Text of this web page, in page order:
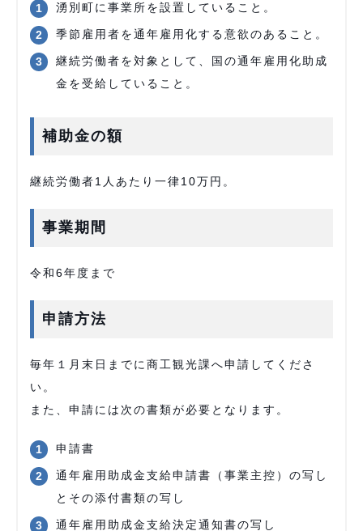
湧別町に事業所を設置していること。
季節雇用者を通年雇用化する意欲のあること。
継続労働者を対象として、国の通年雇用化助成
金を受給していること。
補助金の額
継続労働者1人あたり一律10万円。
事業期間
令和6年度まで
申請方法
毎年１月末日までに商工観光課へ申請してくださ
い。
また、申請には次の書類が必要となります。
申請書
通年雇用助成金支給申請書（事業主控）の写し
とその添付書類の写し
通年雇用助成金支給決定通知書の写し